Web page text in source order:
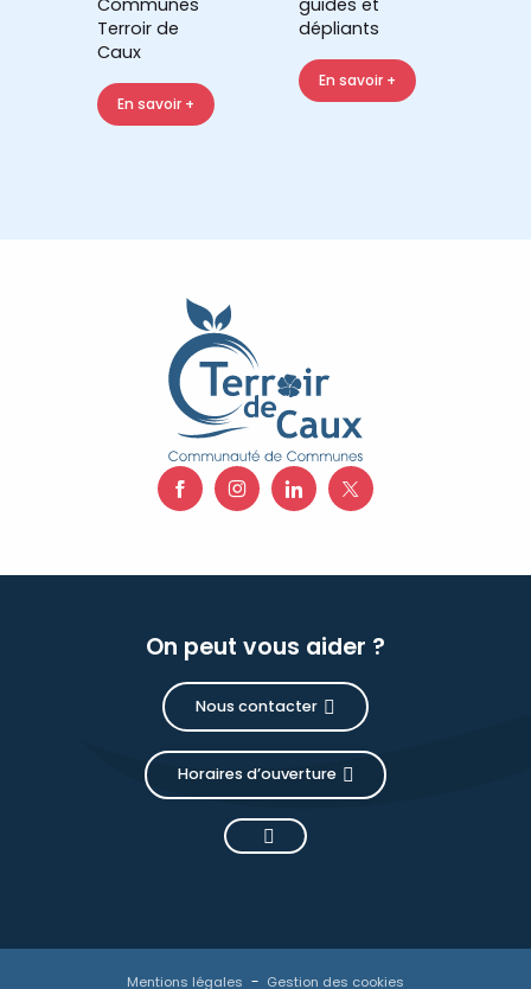
Terroir de
Caux
En savoir +
dépliants
En savoir +
On peut vous aider ?
Nous contacter
Horaires d’ouverture
Mentions légales Gestion des cookies